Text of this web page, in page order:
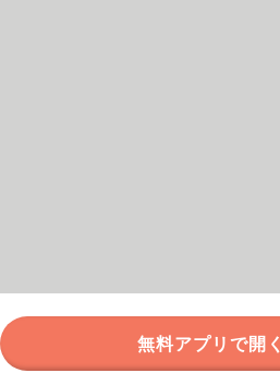
無料アプリで開く